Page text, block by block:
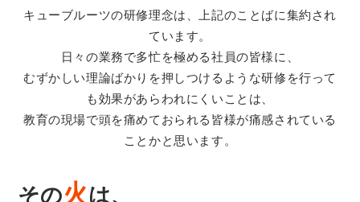
キューブルーツの研修理念は、上記のことばに集約され
ています。
日々の業務で多忙を極める社員の皆様に、
むずかしい理論ばかりを押しつけるような研修を行って
も効果があらわれにくいことは、
教育の現場で頭を痛めておられる皆様が痛感されている
ことかと思います。
その火は、